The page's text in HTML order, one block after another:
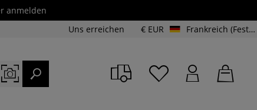
anmelden
Uns erreichen € EUR Frankreich (Festland und Korsika)